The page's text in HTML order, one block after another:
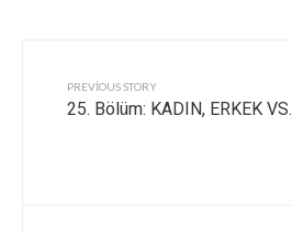
PREVIOUS STORY
25. Bölüm: KADIN, ERKEK VS.